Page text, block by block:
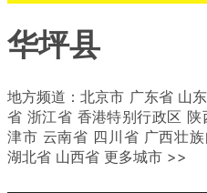
华坪县
地方频道：北京市 广东省 山
省 浙江省 香港特别行政区
津市 云南省 四川省 广西壮
湖北省 山西省 更多城市 >>